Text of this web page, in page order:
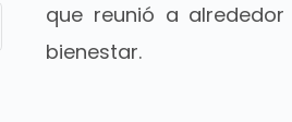
que reunió a
bienestar.